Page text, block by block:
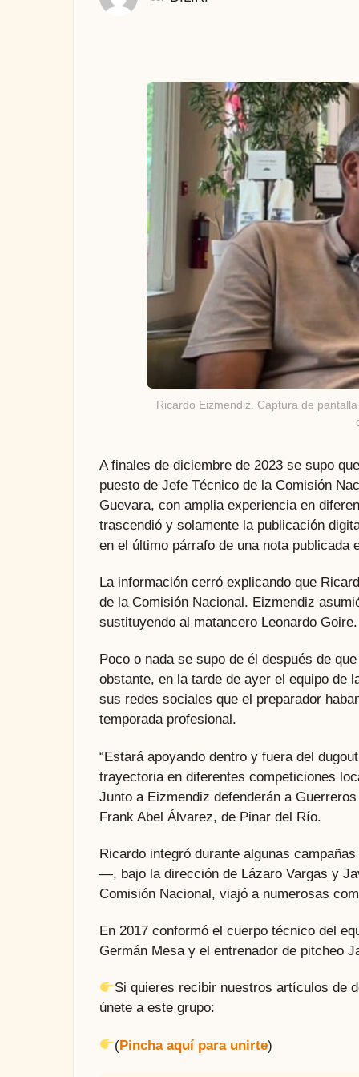
Ricardo Eizmendiz. Captura de
A finales de diciembre de 2023 se supo
puesto de Jefe Técnico de la Comisión
Guevara, con amplia experiencia en
trascendió y solamente la publicación
en el último párrafo de una nota publicada
La información cerró explicando que
de la Comisión Nacional. Eizmendiz
sustituyendo al matancero Leonardo Goire.
Poco o nada se supo de él después de
obstante, en la tarde de ayer el equipo de
sus redes sociales que el preparador
temporada profesional.
“Estará apoyando dentro y fuera del
trayectoria en diferentes competiciones
Junto a Eizmendiz defenderán a
Frank Abel Álvarez, de Pinar del Río.
Ricardo integró durante algunas
—, bajo la dirección de Lázaro Vargas y
Comisión Nacional, viajó a numerosas
En 2017 conformó el cuerpo técnico del
Germán Mesa y el entrenador de pitcheo
Si quieres recibir nuestros artículos de
únete a este grupo:
(Pincha aquí para unirte)